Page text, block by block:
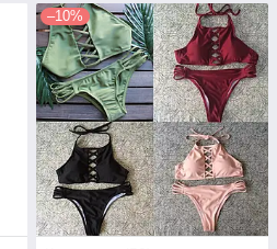
–10%